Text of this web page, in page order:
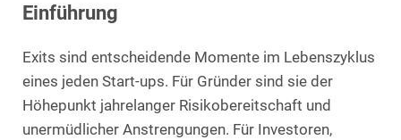
Einführung
Exits sind entscheidende Momente im Lebenszyklus
eines jeden Start-ups. Für Gründer sind sie der
Höhepunkt jahrelanger Risikobereitschaft und
unermüdlicher Anstrengungen. Für Investoren,